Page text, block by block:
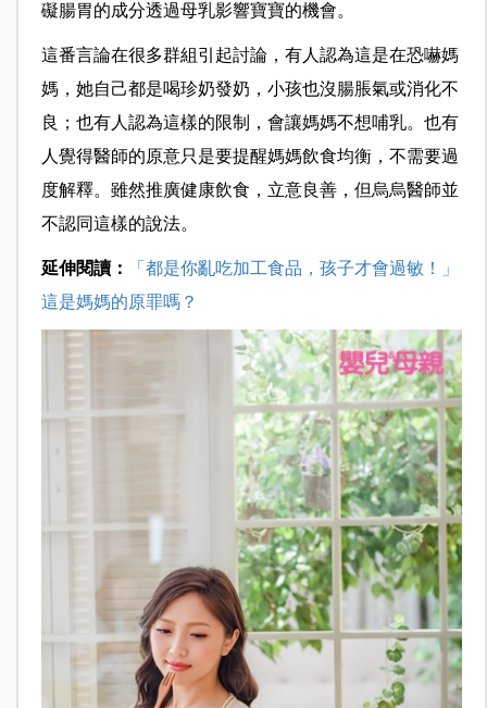
礙腸胃的成分透過母乳影響寶寶的機會。
這番言論在很多群組引起討論，有人認為這是在恐嚇媽
媽，她自己都是喝珍奶發奶，小孩也沒腸脹氣或消化不
良；也有人認為這樣的限制，會讓媽媽不想哺乳。也有
人覺得醫師的原意只是要提醒媽媽飲食均衡，不需要過
度解釋。雖然推廣健康飲食，立意良善，但烏烏醫師並
不認同這樣的說法。
延伸閱讀：
「都是你亂吃加工食品，孩子才會過敏！」
這是媽媽的原罪嗎？